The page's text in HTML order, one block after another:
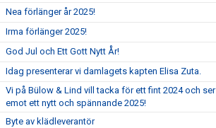
Nea förlänger år 2025!
Irma förlänger 2025!
God Jul och Ett Gott Nytt År!
Idag presenterar vi damlagets kapten Elisa Zuta.
Vi på Bülow & Lind vill tacka för ett fint 2024 och
emot ett nytt och spännande 2025!
Byte av klädleverantör